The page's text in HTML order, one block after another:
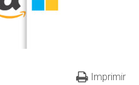
Imprimir